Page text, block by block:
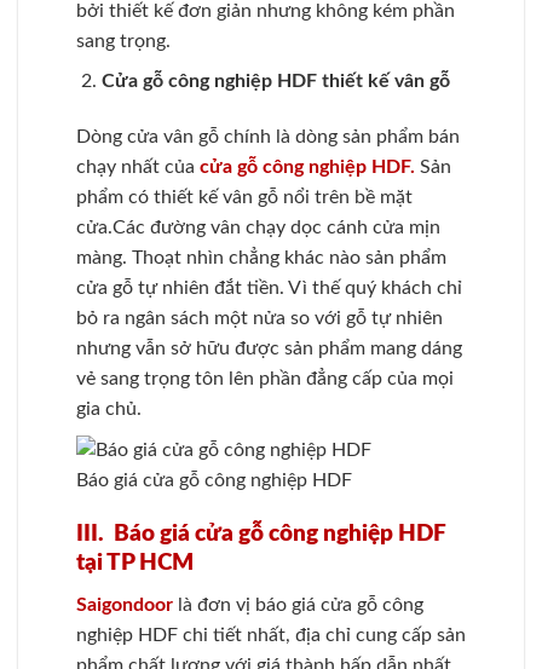
bởi thiết kế đơn giản nhưng không kém phần
sang trọng.
Cửa gỗ công nghiệp HDF thiết kế vân gỗ
Dòng cửa vân gỗ chính là dòng sản phẩm bán
chạy nhất của cửa gỗ công nghiệp HDF. Sản
phẩm có thiết kế vân gỗ nổi trên bề mặt
cửa.Các đường vân chạy dọc cánh cửa mịn
màng. Thoạt nhìn chẳng khác nào sản phẩm
cửa gỗ tự nhiên đắt tiền. Vì thế quý khách chỉ
bỏ ra ngân sách một nửa so với gỗ tự nhiên
nhưng vẫn sở hữu được sản phẩm mang dáng
vẻ sang trọng tôn lên phần đẳng cấp của mọi
gia chủ.
Báo giá cửa gỗ công nghiệp HDF
III. Báo giá cửa gỗ công nghiệp HDF
tại TP HCM
Saigondoor là đơn vị báo giá cửa gỗ công
nghiệp HDF chi tiết nhất, địa chỉ cung cấp sản